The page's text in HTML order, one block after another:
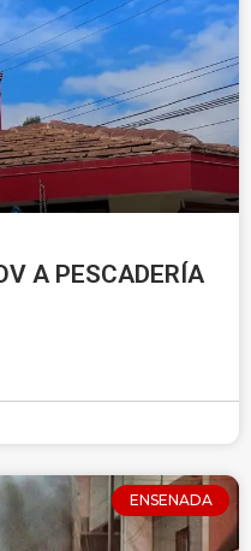
A PESCADERÍA
ENSENADA